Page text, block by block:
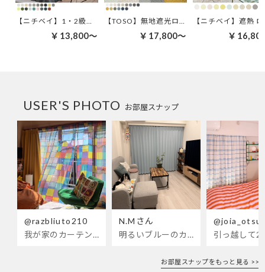
￥13,800～ ￥17,800～ ￥
お部屋スナップ
USER'S PHOTO
@razbliuto210
我が家のカーテンが新しくなりました🌼早起きが超絶苦手な私が、思わず朝カーテンを開けて光合成するようになったステンドグラスカーテン…！
N.Mさん
明るいブルーのカーテンで、部屋全体が明るく。白を基調とした部屋にぴったりです。
お部屋スナップをもっと見る >>